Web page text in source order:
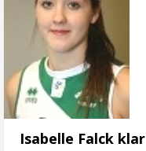
Isabelle Falck